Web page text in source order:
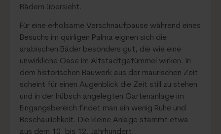
Bädern übersieht.
Für eine erholsame Verschnaufpause während eines
Besuchs im quirligen Palma eignen sich die
arabischen Bäder besonders gut, die wie eine
unwirkliche Oase im Altstadtgetümmel wirken. In
dem historischen Bauwerk aus der maurischen Zeit
scheint für einen Augenblick die Zeit still zu stehen
und in der hübsch angelegten Gartenanlage im
Eingangsbereich findet man ein wenig Ruhe und
Beschaulichkeit. Die kleine Anlage stammt etwa
aus dem 10. bis 12. Jahrhundert.